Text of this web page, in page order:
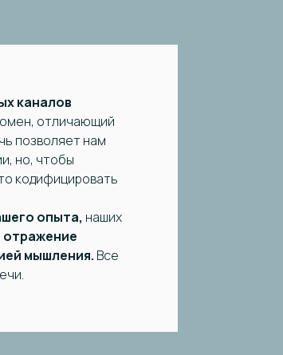
каналов
отличающий
позволяет нам
но, чтобы
кодифицировать
опыта, наших
отражение
мышления. Все